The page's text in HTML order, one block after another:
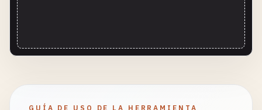
GUÍA DE USO DE LA HERRAMIENTA